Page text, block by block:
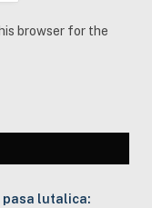
browser for the
pasa lutalica: